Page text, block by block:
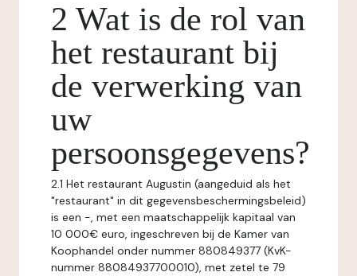
2 Wat is de rol van
het restaurant bij
de verwerking van
uw
persoonsgegevens?
2.1 Het restaurant Augustin (aangeduid als het
"restaurant" in dit gegevensbeschermingsbeleid)
is een -, met een maatschappelijk kapitaal van
10 000€ euro, ingeschreven bij de Kamer van
Koophandel onder nummer 880849377 (KvK-
nummer 88084937700010), met zetel te 79